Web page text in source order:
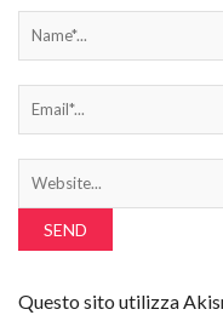
Questo sito utilizza